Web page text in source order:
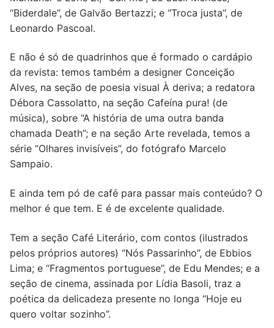
“Biderdale”, de Galvão Bertazzi; e “Troca justa”, de
Leonardo Pascoal.
E não é só de quadrinhos que é formado o cardápio
da revista: temos também a designer Conceição
Alves, na seção de poesia visual À deriva; a redatora
Débora Cassolatto, na seção Cafeína pura! (de
música), sobre “A história de uma outra banda
chamada Death”; e na seção Arte revelada, temos a
série “Olhares invisíveis”, do fotógrafo Marcelo
Sampaio.
E ainda tem pó de café para passar mais conteúdo? O
melhor é que tem. E é de excelente qualidade.
Tem a seção Café Literário, com contos (ilustrados
pelos próprios autores) “Nós Passarinho”, de Ebbios
Lima; e “Fragmentos portuguese”, de Edu Mendes; e a
seção de cinema, assinada por Lídia Basoli, traz a
poética da delicadeza presente no longa “Hoje eu
quero voltar sozinho”.